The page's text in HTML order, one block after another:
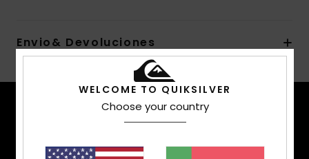
Envio& Devoluciones
CARACTERÍSTICAS
TÉCNICAS
WELCOME TO QUIKSILVER
Choose your country